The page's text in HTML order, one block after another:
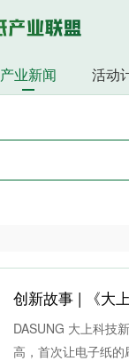
产业新闻 活动
创新故事 | 《大
DASUNG 大上科技
高，首次让电子纸的